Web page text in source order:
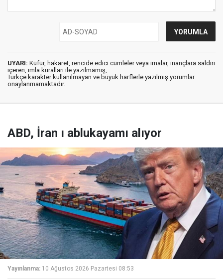
UYARI: Küfür, hakaret, rencide edici cümleler veya imalar, inançlara saldırı
içeren, imla kuralları ile yazılmamış,
Türkçe karakter kullanılmayan ve büyük harflerle yazılmış yorumlar
onaylanmamaktadır.
ABD, İran ı ablukayamı alıyor
Yayınlanma: 10 Ağustos 2026 Pazartesi 08:53